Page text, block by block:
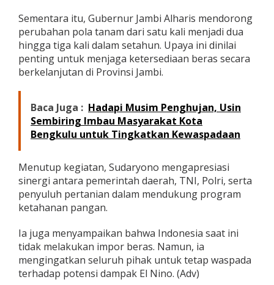
Sementara itu, Gubernur Jambi Alharis mendorong
perubahan pola tanam dari satu kali menjadi dua
hingga tiga kali dalam setahun. Upaya ini dinilai
penting untuk menjaga ketersediaan beras secara
berkelanjutan di Provinsi Jambi.
Baca Juga : Hadapi Musim Penghujan, Usin
Sembiring Imbau Masyarakat Kota
Bengkulu untuk Tingkatkan Kewaspadaan
Menutup kegiatan, Sudaryono mengapresiasi
sinergi antara pemerintah daerah, TNI, Polri, serta
penyuluh pertanian dalam mendukung program
ketahanan pangan.
Ia juga menyampaikan bahwa Indonesia saat ini
tidak melakukan impor beras. Namun, ia
mengingatkan seluruh pihak untuk tetap waspada
terhadap potensi dampak El Nino. (Adv)